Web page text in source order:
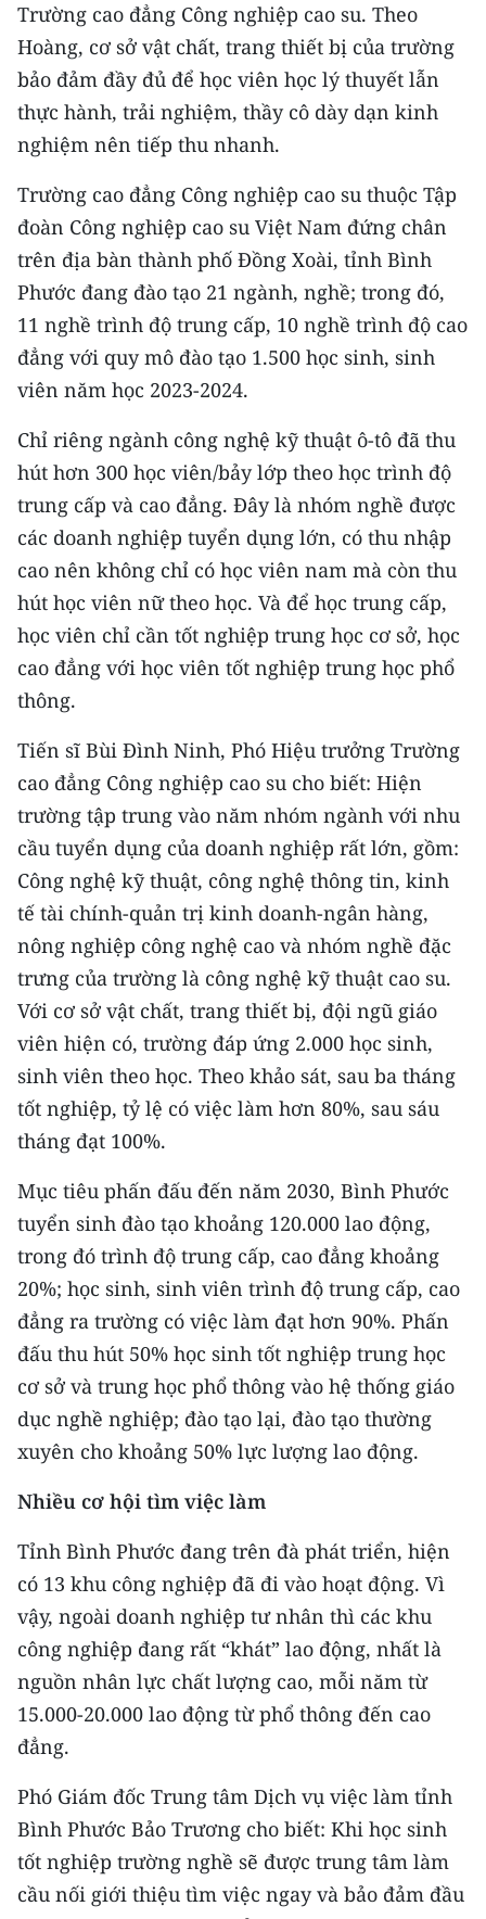
Media Du lịch
Media Thế giới
Media Thể thao
Media Y tế
Media Khoa học - Công nghệ
Media Môi trường
Ảnh
TIN MỚI
TIN ĐỊA PHƯƠNG
Trung du và miền núi phía Bắc
Đồng bằng sông Hồng
Bắc Trung Bộ
Nguyên
Đông Nam Bộ
Đồng bằng sông Cửu Long
Chuyên trang Hà Nội
Chuyên trang TP. Hồ Chí Minh
CHUYÊN ĐỀ
CÁC CHUYÊN TRANG
VỀ BÁO NHÂN DÂN
NHÂN DÂN CUỐI TUẦN
NHÂN DÂN HẰNG THÁNG
MUA BÁO
ĐỌC BÁO IN
ENGLISH
中文
FRANÇAIS
РУССКИЙ
ESPAÑOL
한국어
Trường cao đẳng Công nghiệp cao su. Theo
Hoàng, cơ sở vật chất, trang thiết bị của trường
bảo đảm đầy đủ để học viên học lý thuyết lẫn
thực hành, trải nghiệm, thầy cô dày dạn kinh
nghiệm nên tiếp thu nhanh.
Trường cao đẳng Công nghiệp cao su thuộc Tập
đoàn Công nghiệp cao su Việt Nam đứng chân
trên địa bàn thành phố Đồng Xoài, tỉnh Bình
Phước đang đào tạo 21 ngành, nghề; trong đó,
11 nghề trình độ trung cấp, 10 nghề trình độ cao
đẳng với quy mô đào tạo 1.500 học sinh, sinh
viên năm học 2023-2024.
Chỉ riêng ngành công nghệ kỹ thuật ô-tô đã thu
hút hơn 300 học viên/bảy lớp theo học trình độ
trung cấp và cao đẳng. Đây là nhóm nghề được
các doanh nghiệp tuyển dụng lớn, có thu nhập
cao nên không chỉ có học viên nam mà còn thu
hút học viên nữ theo học. Và để học trung cấp,
học viên chỉ cần tốt nghiệp trung học cơ sở, học
cao đẳng với học viên tốt nghiệp trung học phổ
thông.
Tiến sĩ Bùi Đình Ninh, Phó Hiệu trưởng Trường
cao đẳng Công nghiệp cao su cho biết: Hiện
trường tập trung vào năm nhóm ngành với nhu
cầu tuyển dụng của doanh nghiệp rất lớn, gồm:
Công nghệ kỹ thuật, công nghệ thông tin, kinh
tế tài chính-quản trị kinh doanh-ngân hàng,
nông nghiệp công nghệ cao và nhóm nghề đặc
trưng của trường là công nghệ kỹ thuật cao su.
Với cơ sở vật chất, trang thiết bị, đội ngũ giáo
viên hiện có, trường đáp ứng 2.000 học sinh,
sinh viên theo học. Theo khảo sát, sau ba tháng
tốt nghiệp, tỷ lệ có việc làm hơn 80%, sau sáu
tháng đạt 100%.
Mục tiêu phấn đấu đến năm 2030, Bình Phước
tuyển sinh đào tạo khoảng 120.000 lao động,
trong đó trình độ trung cấp, cao đẳng khoảng
20%; học sinh, sinh viên trình độ trung cấp, cao
đẳng ra trường có việc làm đạt hơn 90%. Phấn
đấu thu hút 50% học sinh tốt nghiệp trung học
cơ sở và trung học phổ thông vào hệ thống giáo
dục nghề nghiệp; đào tạo lại, đào tạo thường
xuyên cho khoảng 50% lực lượng lao động.
Nhiều cơ hội tìm việc làm
Tỉnh Bình Phước đang trên đà phát triển, hiện
có 13 khu công nghiệp đã đi vào hoạt động. Vì
vậy, ngoài doanh nghiệp tư nhân thì các khu
công nghiệp đang rất “khát” lao động, nhất là
nguồn nhân lực chất lượng cao, mỗi năm từ
15.000-20.000 lao động từ phổ thông đến cao
đẳng.
Phó Giám đốc Trung tâm Dịch vụ việc làm tỉnh
Bình Phước Bảo Trương cho biết: Khi học sinh
tốt nghiệp trường nghề sẽ được trung tâm làm
cầu nối giới thiệu tìm việc ngay và bảo đảm đầu